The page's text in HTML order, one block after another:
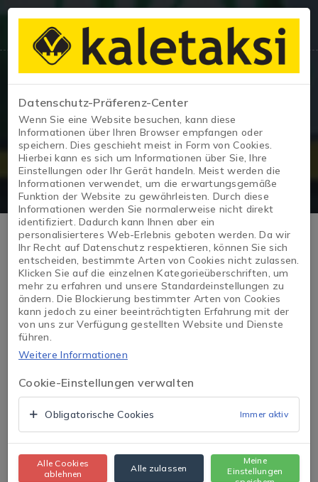
Fahrzeugdetails
Startseite / CORALLA
Tap to expand
Zum Öffnen klicken
CORALLA 450.000 ₺
Datenschutz-Präferenz-Center
Wenn Sie eine Website besuchen, kann diese
Informationen über Ihren Browser empfangen oder
speichern. Dies geschieht meist in Form von Cookies.
Hierbei kann es sich um Informationen über Sie, Ihre
Einstellungen oder Ihr Gerät handeln. Meist werden die
Informationen verwendet, um die erwartungsgemäße
Funktion der Website zu gewährleisten. Durch diese
Informationen werden Sie normalerweise nicht direkt
identifiziert. Dadurch kann Ihnen aber ein
personalisierteres Web-Erlebnis geboten werden. Da wir
Ihr Recht auf Datenschutz respektieren, können Sie sich
entscheiden, bestimmte Arten von Cookies nicht zulassen.
Klicken Sie auf die einzelnen Kategorieüberschriften, um
mehr zu erfahren und unsere Standardeinstellungen zu
ändern. Die Blockierung bestimmter Arten von Cookies
kann jedoch zu einer beeinträchtigten Erfahrung mit der
von uns zur Verfügung gestellten Website und Dienste
führen.
Weitere Informationen
Cookie-Einstellungen verwalten
Obligatorische Cookies Immer aktiv
Alle Cookies
ablehnen
Alle zulassen
Meine
Einstellungen